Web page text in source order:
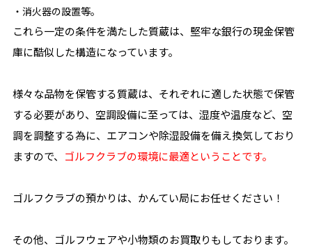
・消火器の設置等。
これら一定の条件を満たした質蔵は、堅牢な銀行の現金保管
庫に酷似した構造になっています。
様々な品物を保管する質蔵は、それぞれに適した状態で保管
する必要があり、空調設備に至っては、湿度や温度など、空
調を調整する為に、エアコンや除湿設備を備え換気しており
ますので、 ゴルフクラブの環境に最適ということです。
ゴルフクラブの預かりは、かんてい局にお任せください！
その他、ゴルフウェアや小物類のお買取りもしております。